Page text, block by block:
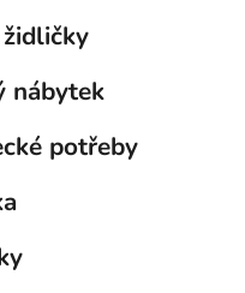
nábytek
potřeby